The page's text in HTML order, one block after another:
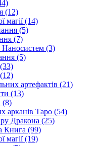
(12)
магії (14)
(5)
(7)
Наносистем (3)
(5)
артефактів (21)
(13)
(8)
арканів Таро (54)
Дракона (25)
Книга (99)
магії (19)